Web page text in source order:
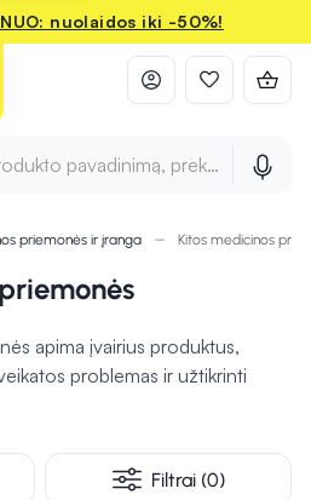
nuolaidos iki -50%!
pavadinimą, prekės ženklą ir
priemonės ir įranga Kitos medicinos
apima įvairius produktus,
problemas ir užtikrinti
gali būti dėžutės vaistams,
vaistus, kad būtų
Vidurius laisvinančios
greitai ir efektyviai sureguliuoti
Filtrai (0)